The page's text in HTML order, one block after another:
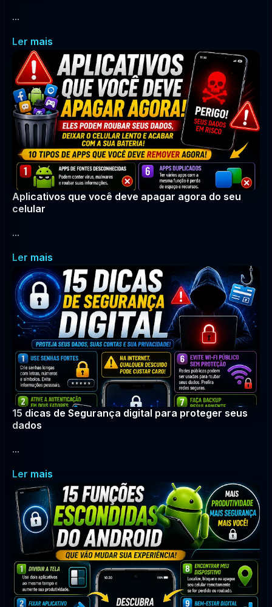
...
Ler mais
Aplicativos que você deve apagar agora do seu
celular
...
Ler mais
15 dicas de Segurança digital para proteger seus
dados
...
Ler mais